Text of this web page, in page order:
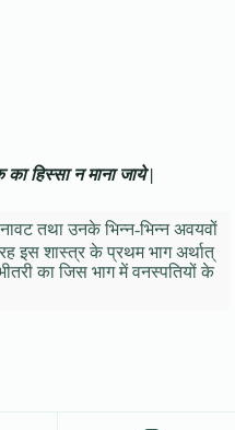
हिस्सा न माना जाये |
तथा उनके भिन्न-भिन्न अवयवों
इस शास्त्र के प्रथम भाग अर्थात्
का जिस भाग में वनस्पतियों के